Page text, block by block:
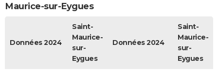
Maurice-sur-Eygues
Données 2024
Saint-
Maurice-
sur-
Eygues
Données 2024
Saint-
Maurice-
sur-
Eygues